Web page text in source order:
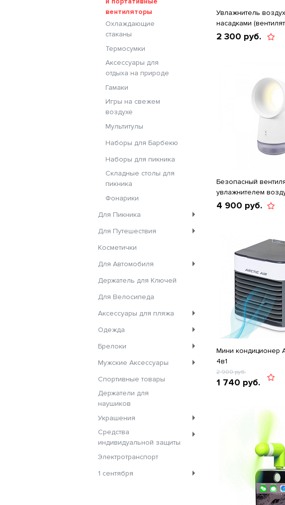
вентиляторы
Охлаждающие
стаканы
Термосумки
Аксессуары для
отдыха на природе
Гамаки
Игры на свежем
воздухе
Мультитулы
Наборы для Барбекю
Наборы для пикника
Складные столы для
пикника
Фонарики
Для Пикника
Для Путешествия
Косметички
Для Автомобиля
Держатель для Ключей
Для Велосипеда
Аксессуары для пляжа
Одежда
Брелоки
Мужские Аксессуары
Спортивные товары
Держатели для
наушиков
Украшения
Средства
индивидуальной защиты
Электротранспорт
1 сентября
Увлажнитель
насадками
2 300 руб.
Безопасный
увлажнителем
4 900 руб.
Мини кондиционер
4в1
2 900руб.
1 740 руб.